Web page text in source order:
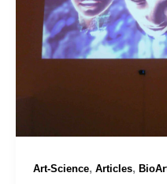
Art-Science, Articles,